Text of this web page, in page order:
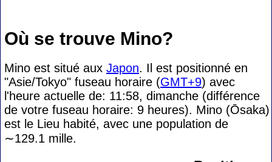
Où se trouve Mino?
Mino est situé aux Japon. Il est positionné en
"Asie/Tokyo" fuseau horaire (GMT+9) avec
l'heure actuelle de: 11:58, dimanche (différence
de votre fuseau horaire: 9 heures). Mino (Ōsaka)
est le Lieu habité, avec une population de
∼129.1 mille.